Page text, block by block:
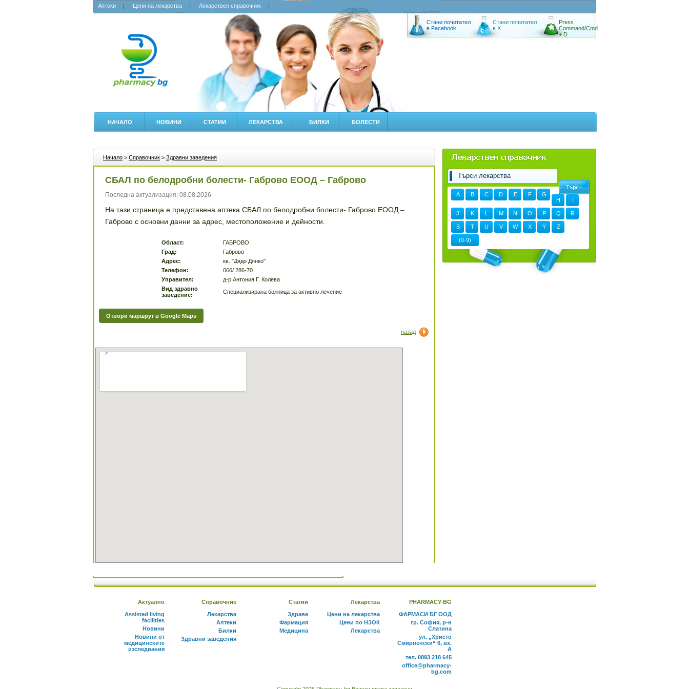
Аптеки Цени на лекарства Лекарствен справочник
Стани почитател
в Facebook
Стани почитател
в X
Press
Command/Cmd
+ D
НАЧАЛО НОВИНИ СТАТИИ ЛЕКАРСТВА БИЛКИ БОЛЕСТИ
Начало > Справочник > Здравни заведения
СБАЛ по белодробни болести- Габрово ЕООД – Габрово
Последна актуализация: 08.08.2026
На тази страница е представена аптека СБАЛ по белодробни болести- Габрово ЕООД –
Габрово с основни данни за адрес, местоположение и дейности.
Област:
ГАБРОВО
Град:
Габрово
Адрес:
кв. "Дядо Дянко"
Телефон:
066/ 286-70
Управител:
д-р Антония Г. Колева
Вид здравно
заведение:
Специализирана болница за активно лечение
Отвори маршрут в Google Maps
назад
A B C D E F
G
H
I
J K L M N O P Q R
S T U V W X Y Z
(0-9)
Актуално
Assisted living
facilities
Новини
Новини от
медицинските
изследвания
Справочник
Лекарства
Аптеки
Билки
Здравни заведения
Статии
Здраве
Фармация
Медицина
Лекарства
Цени на лекарства
Цени по НЗОК
Лекарства
PHARMACY-BG
ФАРМАСИ БГ ООД
гр. София, р-н
Слатина
ул. „Христо
Смирненски“ 6, вх.
А
тел. 0893 218 645
office@pharmacy-
bg.com